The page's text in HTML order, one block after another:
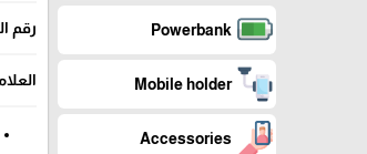
Powerbank
Mobile holder
Accessories
رقم